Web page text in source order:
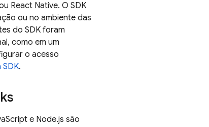
React Native. O SDK
ou no ambiente das
do SDK foram
como em um
o acesso
SDK.
e Node.js são